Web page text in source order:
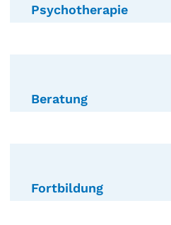
Psychotherapie
Beratung
Fortbildung